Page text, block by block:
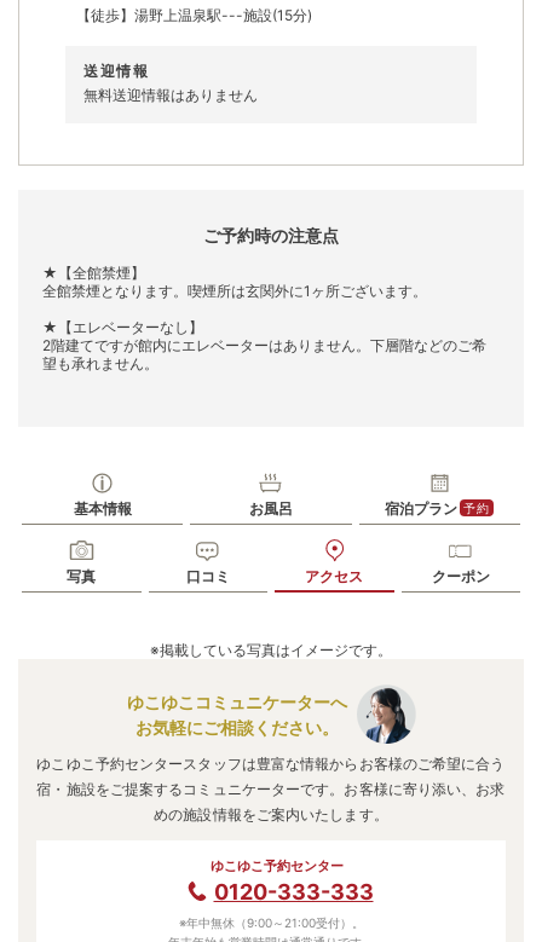
【徒歩】湯野上温泉駅---施設(15分)
送迎情報
無料送迎情報はありません
ご予約時の注意点
★【全館禁煙】
全館禁煙となります。喫煙所は玄関外に1ヶ所ございます。
★【エレベーターなし】
2階建てですが館内にエレベーターはありません。下層階などのご希
望も承れません。
基本情報 お風呂 宿泊プラン 予約
写真 口コミ アクセス クーポン
※掲載している写真はイメージです。
ゆこゆこコミュニケーターへ
お気軽にご相談ください。
ゆこゆこ予約センタースタッフは豊富な情報からお客様のご希望に合う
宿・施設をご提案するコミュニケーターです。お客様に寄り添い、お求
めの施設情報をご案内いたします。
ゆこゆこ予約センター
0120-333-333
※年中無休（9:00～21:00受付）。